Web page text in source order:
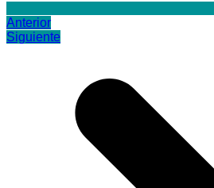
Anterior
Siguiente